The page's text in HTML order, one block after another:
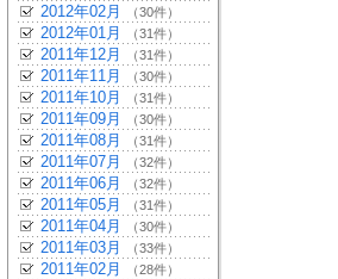
2012年02月 （30件）
2012年01月 （31件）
2011年12月 （31件）
2011年11月 （30件）
2011年10月 （31件）
2011年09月 （30件）
2011年08月 （31件）
2011年07月 （32件）
2011年06月 （32件）
2011年05月 （31件）
2011年04月 （30件）
2011年03月 （33件）
2011年02月 （28件）